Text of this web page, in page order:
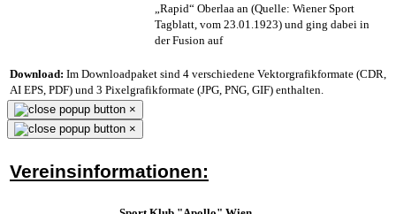
„Rapid“ Oberlaa an (Quelle: Wiener Sport
Tagblatt, vom 23.01.1923) und ging dabei in
der Fusion auf
Download: Im Downloadpaket sind 4 verschiedene Vektorgrafikformate (CDR,
AI EPS, PDF) und 3 Pixelgrafikformate (JPG, PNG, GIF) enthalten.
×
×
Vereinsinformationen: